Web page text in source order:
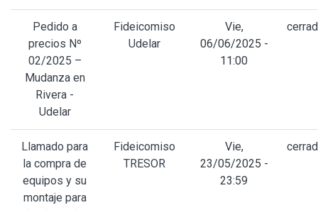
Pedido a
precios Nº
02/2025 –
Mudanza en
Rivera -
Udelar
Fideicomiso
Udelar
Vie,
06/06/2025 -
11:00
Llamado para
la compra de
equipos y su
montaje para
Fideicomiso
TRESOR
Vie,
23/05/2025 -
23:59